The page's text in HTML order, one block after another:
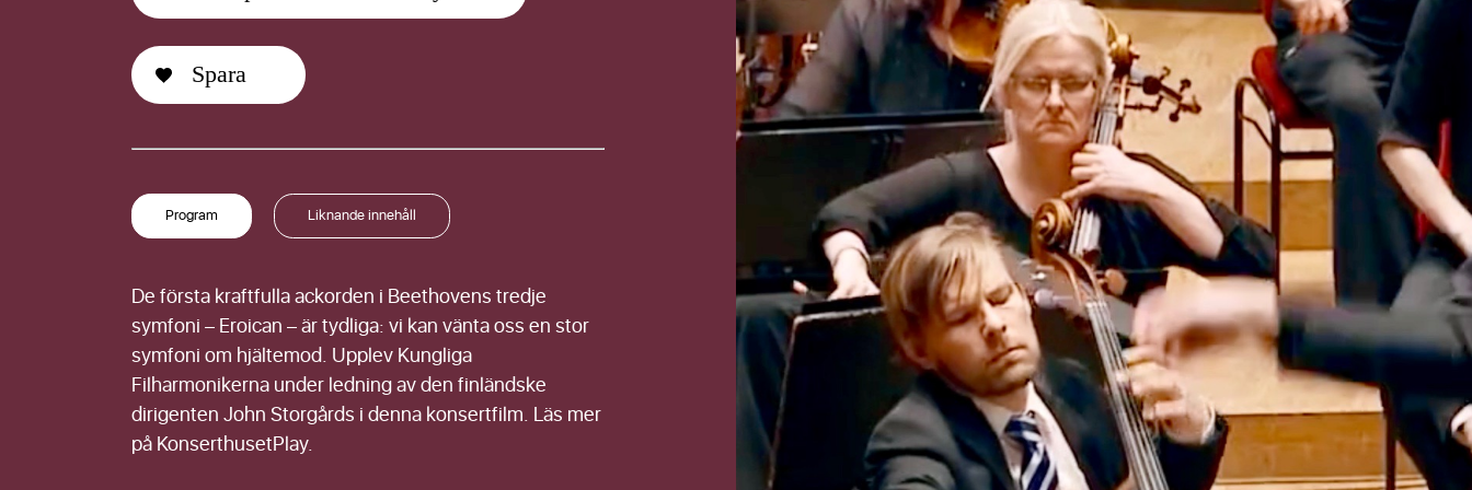
Förnamn
Spara
Program Liknande innehåll
De första kraftfulla ackorden i Beethovens tredje
symfoni – Eroican – är tydliga: vi kan vänta oss en stor
symfoni om hjältemod. Upplev Kungliga
Filharmonikerna under ledning av den finländske
dirigenten John Storgårds i denna konsertfilm. Läs mer
på KonserthusetPlay.